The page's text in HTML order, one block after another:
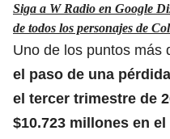
Siga a W Radio en Google
de todos los personajes de
Uno de los puntos más
el paso de una
el tercer trimestre de
$10.723 millones en